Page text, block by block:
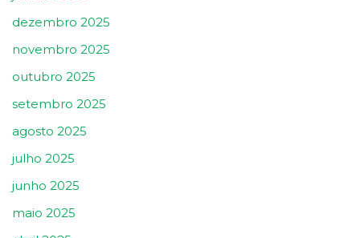
dezembro 2025
novembro 2025
outubro 2025
setembro 2025
agosto 2025
julho 2025
junho 2025
maio 2025